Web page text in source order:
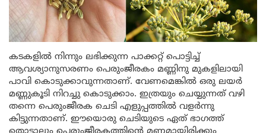
കടകളിൽ നിന്നും ലഭിക്കുന്ന പാക്കറ്റ് പൊട്ടിച്ച്
ആവശ്യാനുസരണം പെരുംജീരകം മണ്ണിനു മുകളിലായി
പാവി കൊടുക്കാവുന്നതാണ്. വേണമെങ്കിൽ ഒരു ലയർ
മണ്ണുകൂടി നിറച്ചു കൊടുക്കാം. ഇത്രയും ചെയ്യുന്നത് വഴി
തന്നെ പെരുംജീരക ചെടി എളുപ്പത്തിൽ വളർന്നു
കിട്ടുന്നതാണ്. ഈയൊരു ചെടിയുടെ ഏത് ഭാഗത്ത്